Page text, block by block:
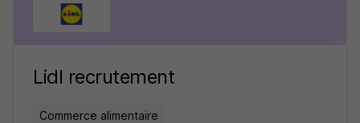
Lidl recrutement
Commerce alimentaire